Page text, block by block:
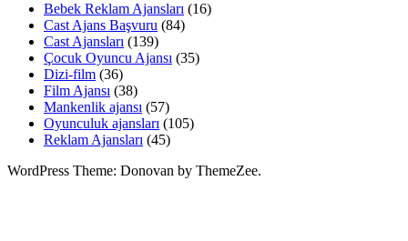
Bebek Reklam Ajansları (16)
Cast Ajans Başvuru (84)
Cast Ajansları (139)
Çocuk Oyuncu Ajansı (35)
Dizi-film (36)
Film Ajansı (38)
Mankenlik ajansı (57)
Oyunculuk ajansları (105)
Reklam Ajansları (45)
WordPress Theme: Donovan by ThemeZee.